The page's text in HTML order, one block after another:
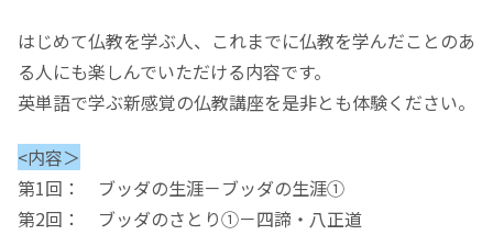
はじめて仏教を学ぶ人、これまでに仏教を学んだことのあ
る人にも楽しんでいただける内容です。
英単語で学ぶ新感覚の仏教講座を是非とも体験ください。
<内容＞
第1回： ブッダの生涯－ブッダの生涯①
第2回： ブッダのさとり①－四諦・八正道